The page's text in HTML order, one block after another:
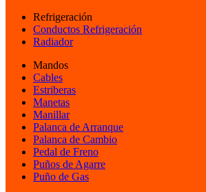
Refrigeración
Conductos Refrigeración
Radiador
Mandos
Cables
Estriberas
Manetas
Manillar
Palanca de Arranque
Palanca de Cambio
Pedal de Freno
Puños de Agarre
Puño de Gas